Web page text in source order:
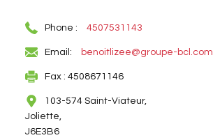
Phone : 4507531143
Email: benoitlizee@groupe-bcl.com
Fax : 4508671146
103-574 Saint-Viateur,
Joliette,
J6E3B6